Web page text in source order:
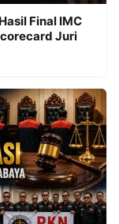
Final IMC
Juri